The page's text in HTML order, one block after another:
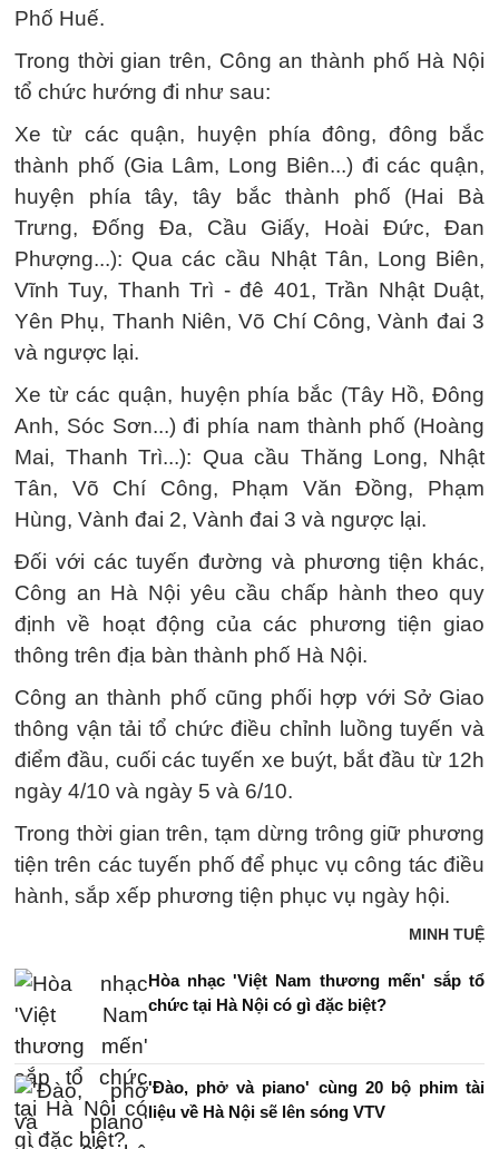
Phố Huế.
Trong thời gian trên, Công an thành phố Hà Nội
tổ chức hướng đi như sau:
Xe từ các quận, huyện phía đông, đông bắc
thành phố (Gia Lâm, Long Biên...) đi các quận,
huyện phía tây, tây bắc thành phố (Hai Bà
Trưng, Đống Đa, Cầu Giấy, Hoài Đức, Đan
Phượng...): Qua các cầu Nhật Tân, Long Biên,
Vĩnh Tuy, Thanh Trì - đê 401, Trần Nhật Duật,
Yên Phụ, Thanh Niên, Võ Chí Công, Vành đai 3
và ngược lại.
Xe từ các quận, huyện phía bắc (Tây Hồ, Đông
Anh, Sóc Sơn...) đi phía nam thành phố (Hoàng
Mai, Thanh Trì...): Qua cầu Thăng Long, Nhật
Tân, Võ Chí Công, Phạm Văn Đồng, Phạm
Hùng, Vành đai 2, Vành đai 3 và ngược lại.
Đối với các tuyến đường và phương tiện khác,
Công an Hà Nội yêu cầu chấp hành theo quy
định về hoạt động của các phương tiện giao
thông trên địa bàn thành phố Hà Nội.
Công an thành phố cũng phối hợp với Sở Giao
thông vận tải tổ chức điều chỉnh luồng tuyến và
điểm đầu, cuối các tuyến xe buýt, bắt đầu từ 12h
ngày 4/10 và ngày 5 và 6/10.
Trong thời gian trên, tạm dừng trông giữ phương
tiện trên các tuyến phố để phục vụ công tác điều
hành, sắp xếp phương tiện phục vụ ngày hội.
MINH TUỆ
Hòa nhạc 'Việt Nam thương mến' sắp tổ
chức tại Hà Nội có gì đặc biệt?
'Đào, phở và piano' cùng 20 bộ phim tài
liệu về Hà Nội sẽ lên sóng VTV